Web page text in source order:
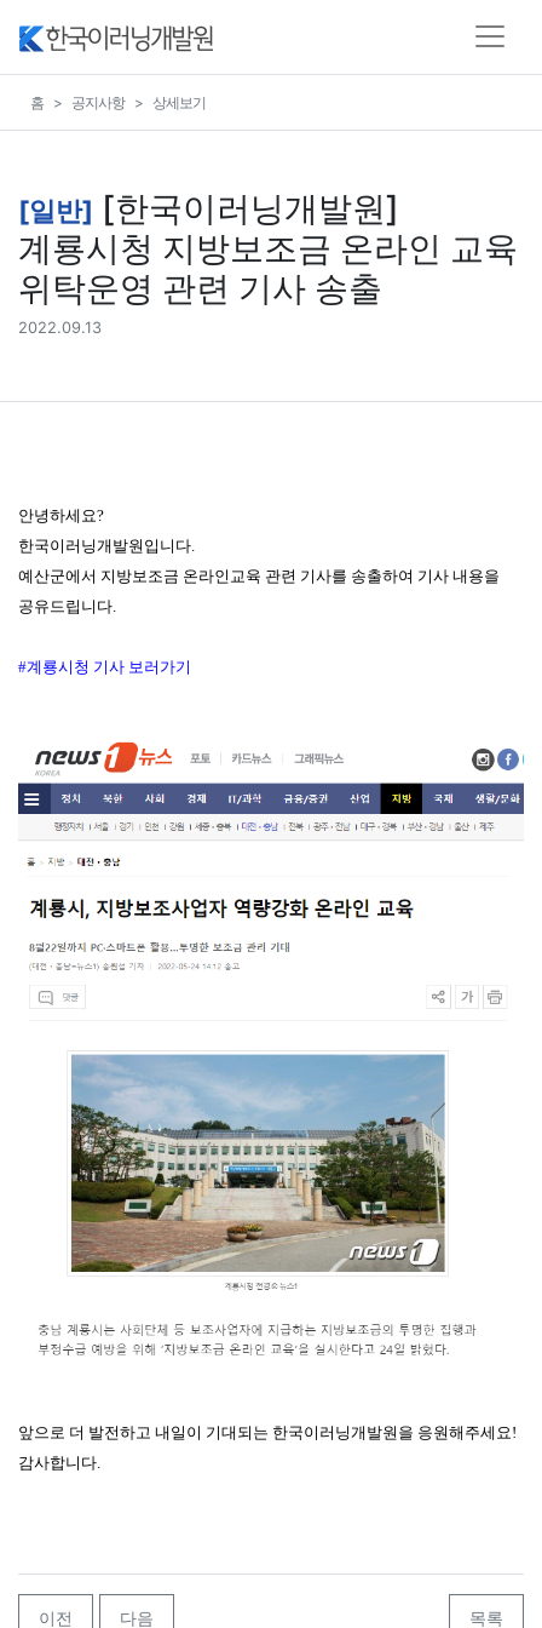
홈 공지사항 상세보기
[일반] [한국이러닝개발원]
계룡시청 지방보조금 온라인 교육
위탁운영 관련 기사 송출
2022.09.13
안녕하세요?
한국이러닝개발원입니다.
예산군에서 지방보조금 온라인교육 관련 기사를 송출하여 기사 내용을
공유드립니다.
#계룡시청 기사 보러가기
앞으로 더 발전하고 내일이 기대되는 한국이러닝개발원을 응원해주세요!
감사합니다.
이전 다음 목록